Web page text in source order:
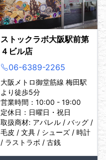
ストックラボ大阪駅前第
４ビル店
06-6389-2265
大阪メトロ御堂筋線 梅田駅
より徒歩5分
営業時間：10:00 - 19:00
定休日：日曜日・祝日
取扱商材: アパレル / バッグ /
毛皮 / 文具 / シューズ / 時計
/ ラストラボ / 古銭